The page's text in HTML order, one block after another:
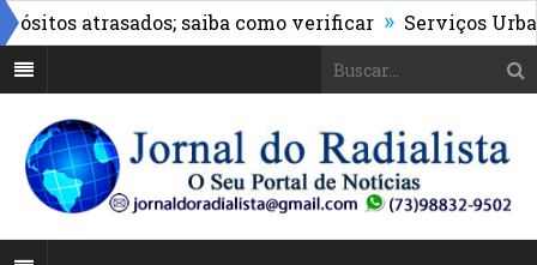
atrasados; saiba como verificar » Serviços Urbanos